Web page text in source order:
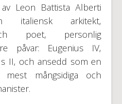
Leon Battista Alberti
italiensk arkitekt,
poet, personlig
påvar: Eugenius IV,
II, och ansedd som en
mest mångsidiga och